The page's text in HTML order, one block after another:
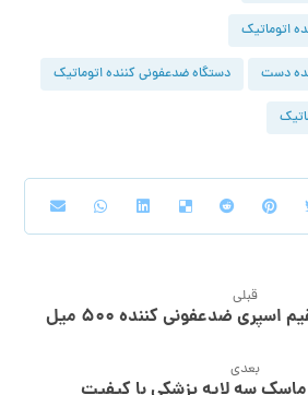
اتوماتیک
دست دستگاه ضدعفونی کننده اتوماتیک
قبلی
ضدعفونی کننده ۵۰۰ میل
بعدی